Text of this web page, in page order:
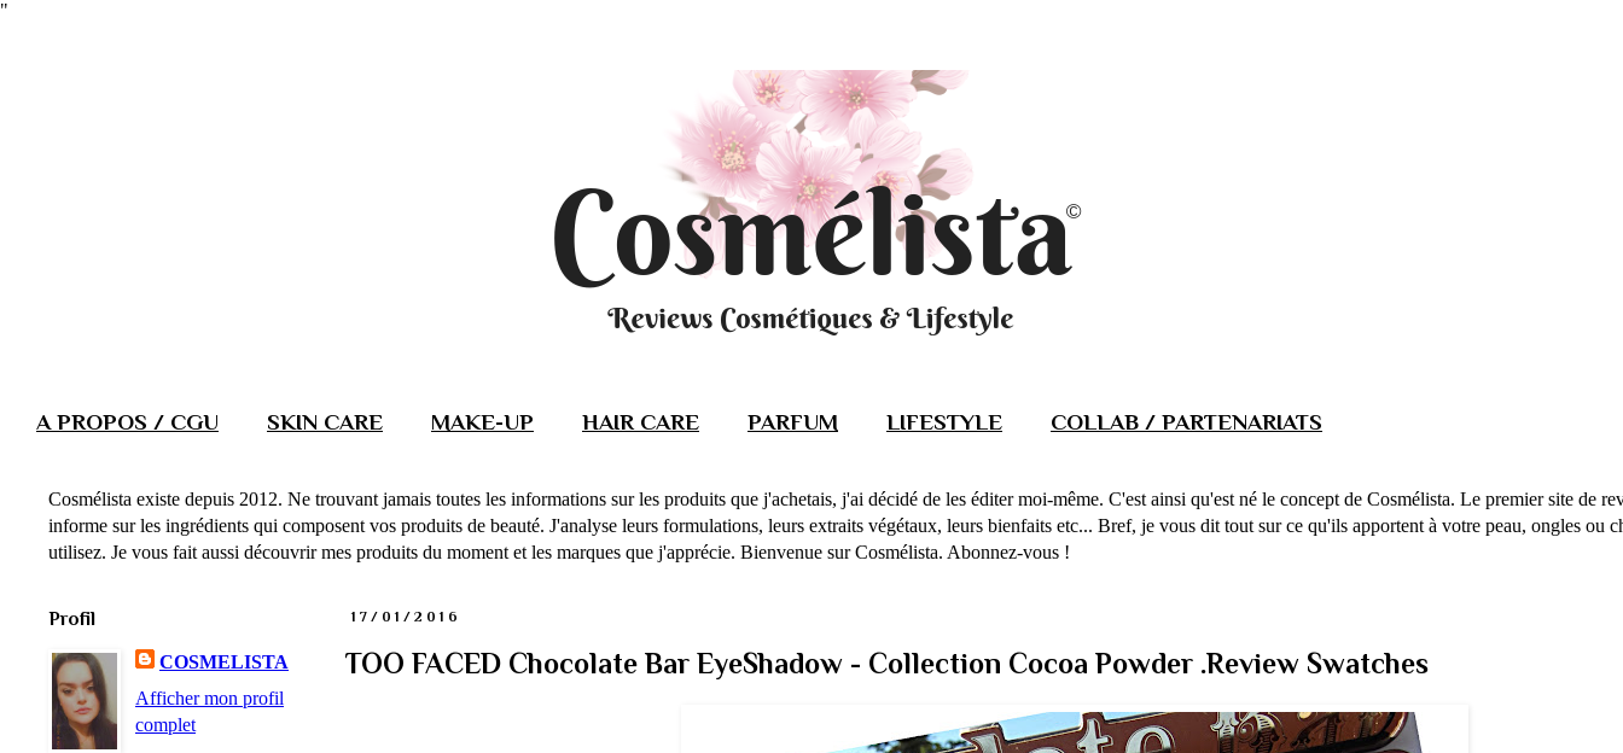
"
A PROPOS / CGU SKIN CARE MAKE-UP HAIR CARE PARFUM LIFESTYLE COLLAB / PARTENARIATS
Cosmélista existe depuis 2012. Ne trouvant jamais toutes les informations sur les produits que j'achetais, j'ai décidé de les éditer moi-même. C'est ainsi qu'est né le concept de Cosmélista. Le premier site de
informe sur les ingrédients qui composent vos produits de beauté. J'analyse leurs formulations, leurs extraits végétaux, leurs bienfaits etc... Bref, je vous dit tout sur ce qu'ils apportent à votre peau, ongles ou
utilisez. Je vous fait aussi découvrir mes produits du moment et les marques que j'apprécie. Bienvenue sur Cosmélista. Abonnez-vous !
17/01/2016
TOO FACED Chocolate Bar EyeShadow - Collection Cocoa Powder .Review Swatches
Profil
COSMELISTA
Afficher mon profil
complet